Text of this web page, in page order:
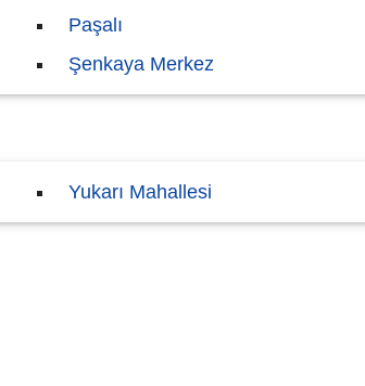
Paşalı
Şenkaya Merkez
Yukarı Mahallesi